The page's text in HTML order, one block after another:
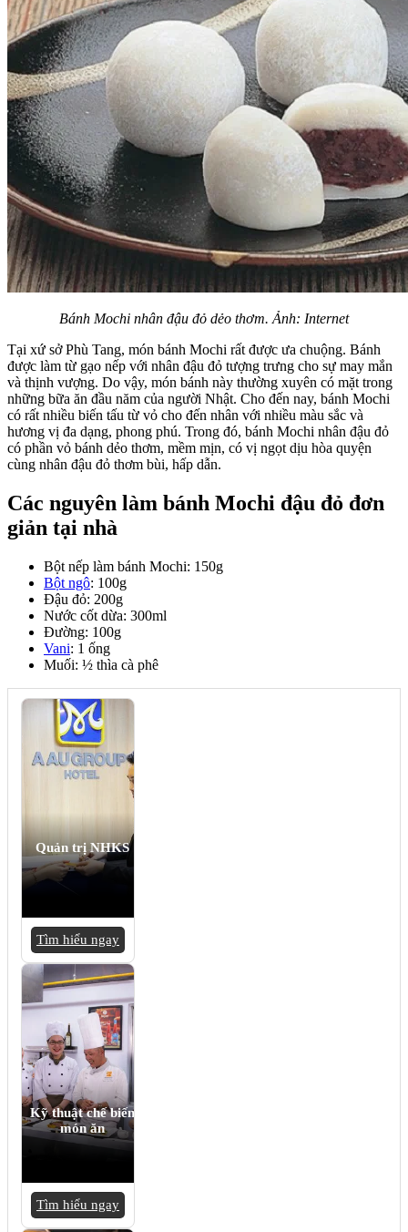
Bánh Mochi nhân đậu đỏ dẻo thơm. Ảnh: Internet
Tại xứ sở Phù Tang, món bánh Mochi rất được ưa chuộng. Bánh
được làm từ gạo nếp với nhân đậu đỏ tượng trưng cho sự may mắn
và thịnh vượng. Do vậy, món bánh này thường xuyên có mặt trong
những bữa ăn đầu năm của người Nhật. Cho đến nay, bánh Mochi
có rất nhiều biến tấu từ vỏ cho đến nhân với nhiều màu sắc và
hương vị đa dạng, phong phú. Trong đó, bánh Mochi nhân đậu đỏ
có phần vỏ bánh dẻo thơm, mềm mịn, có vị ngọt dịu hòa quyện
cùng nhân đậu đỏ thơm bùi, hấp dẫn.
Các nguyên làm bánh Mochi đậu đỏ đơn
giản tại nhà
Bột nếp làm bánh Mochi: 150g
Bột ngô: 100g
Đậu đỏ: 200g
Nước cốt dừa: 300ml
Đường: 100g
Vani: 1 ống
Muối: ½ thìa cà phê
Quản trị NHKS
Tìm hiểu ngay
Kỹ thuật chế biến
món ăn
Tìm hiểu ngay